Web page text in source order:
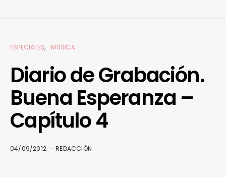
ESPECIALES MÚSICA
Diario de Grabación.
Buena Esperanza –
Capítulo 4
04/09/2012 REDACCIÓN